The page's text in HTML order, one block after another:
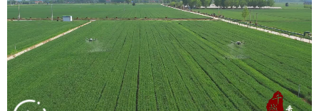
图片 中央文件 金融 汽车
食品 人居 信息化 乡村振兴
溯源中国 城市 旅游 能源